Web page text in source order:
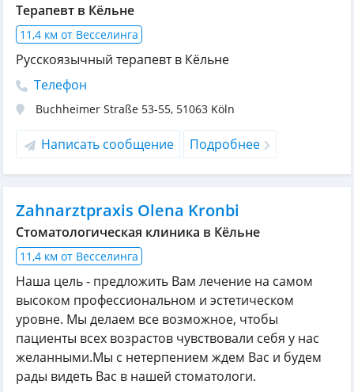
Терапевт в Кёльне
11,4 км от Весселинга
Русскоязычный терапевт в Кёльне
Телефон
Buchheimer Straße 53-55, 51063 Köln
Написать сообщение Подробнее
Zahnarztpraxis Olena Kronbi
Cтоматологическая клиника в Кёльне
11,4 км от Весселинга
Наша цель - предложить Вам лечение на самом
высоком профессиональном и эстетическом
уровне. Мы делаем все возможное, чтобы
пациенты всех возрастов чувствовали себя у нас
желанными.Мы с нетерпением ждем Вас и будем
рады видеть Вас в нашей стоматологи.